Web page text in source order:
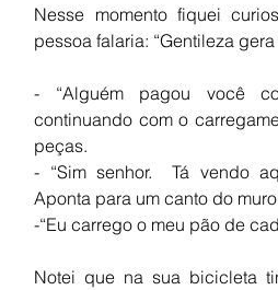
Nesse momento fiquei
pessoa falaria: “Gentileza
- “Alguém pagou você
continuando com o
peças.
- “Sim senhor.  Tá vendo
Aponta para um canto do
-“Eu carrego o meu pão de
Notei que na sua bicicleta